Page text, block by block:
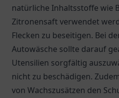
natürliche Inhaltsstoffe wie
Zitronensaft verwendet
Flecken zu beseitigen. Bei
Autowäsche sollte darauf
Utensilien sorgfältig
nicht zu beschädigen.
von Wachszusätzen den